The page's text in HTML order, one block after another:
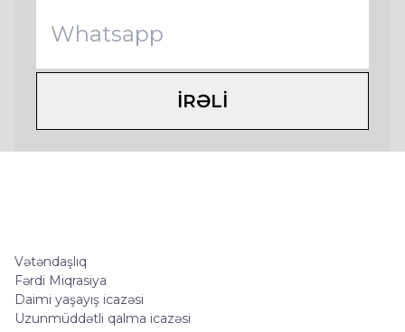
IRƏLI
Vətəndaşlıq
Fərdi Miqrasiya
Daimi yaşayış icazəsi
Uzunmüddətli qalma icazəsi